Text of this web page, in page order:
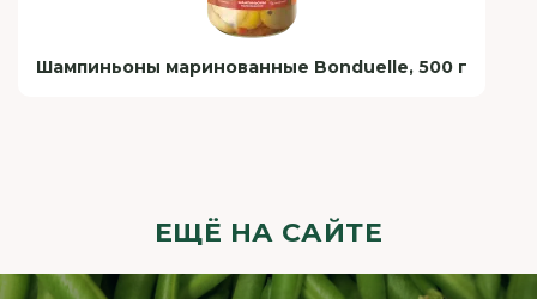
Шампиньоны маринованные Bonduelle, 500 г
ЕЩЁ НА САЙТЕ